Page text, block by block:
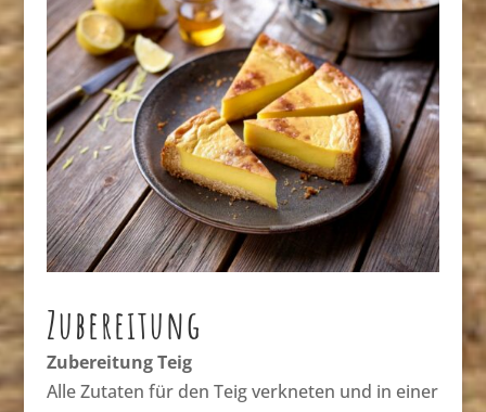
Zubereitung
Zubereitung Teig
Alle Zutaten für den Teig verkneten und in einer